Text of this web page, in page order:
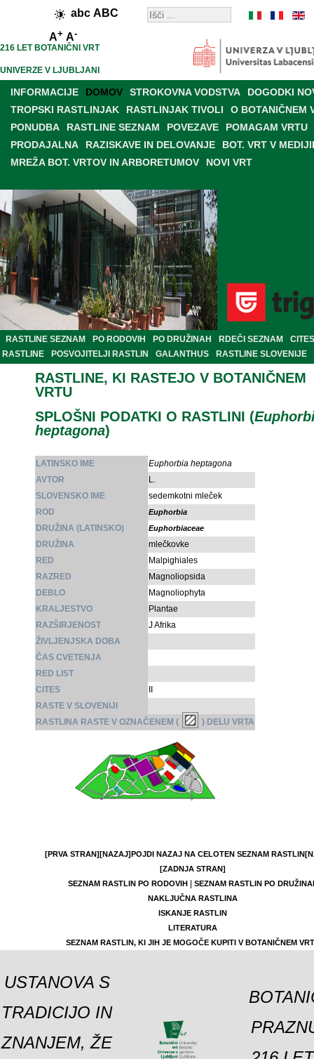
abc ABC
A+ A-
216 LET BOTANIČNI VRT
UNIVERZE V LJUBLJANI
INFORMACIJE DOMOV STROKOVNA VODSTVA
DOGODKI
TROPSKI RASTLINJAK
RASTLINJAK TIVOLI
O BOTANIČNEM
PONUDBA
RASTLINE SEZNAM POVEZAVE
POMAGAM VRTU
PRODAJALNA
RAZISKAVE IN DELOVANJE
BOT. VRT V
MREŽA BOT. VRTOV IN ARBORETUMOV
NOVI VRT
RASTLINE SEZNAM PO RODOVIH PO DRUŽINAH RDEČI SEZNAM
CITES
RASTLINE
POSVOJITELJI RASTLIN GALANTHUS RASTLINE SLOVENIJE
RASTLINE, KI RASTEJO V BOTANIČNEM
VRTU
SPLOŠNI PODATKI O RASTLINI (
heptagona)
LATINSKO IME
Euphorbia heptagona
AVTOR
L.
SLOVENSKO IME
sedemkotni mleček
ROD
Euphorbia
DRUŽINA (LATINSKO) Euphorbiaceae
DRUŽINA
mlečkovke
RED
Malpighiales
RAZRED
Magnoliopsida
DEBLO
Magnoliophyta
KRALJESTVO
Plantae
RAZŠIRJENOST
J Afrika
ŽIVLJENJSKA DOBA
ČAS CVETENJA
RED LIST
CITES
RASTE V SLOVENIJI
RASTLINA RASTE V OZNAČENEM (
) DELU VRTA
[PRVA STRAN][NAZAJ]POJDI NAZAJ NA CELOTEN SEZNAM RASTLIN
[ZADNJA STRAN]
SEZNAM RASTLIN PO RODOVIH|
SEZNAM RASTLIN PO
NAKLJUČNA RASTLINA
ISKANJE RASTLIN
LITERATURA
SEZNAM RASTLIN, KI JIH JE MOGOČE KUPITI V BOTANIČNEM
USTANOVA S
TRADICIJO IN
ZNANJEM, ŽE